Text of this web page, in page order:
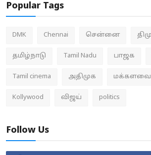
Popular Tags
DMK Chennai சென்னை
தமிழ்நாடு Tamil Nadu பாஜக
Tamil cinema அதிமுக
Kollywood விஜய் politics
Follow Us